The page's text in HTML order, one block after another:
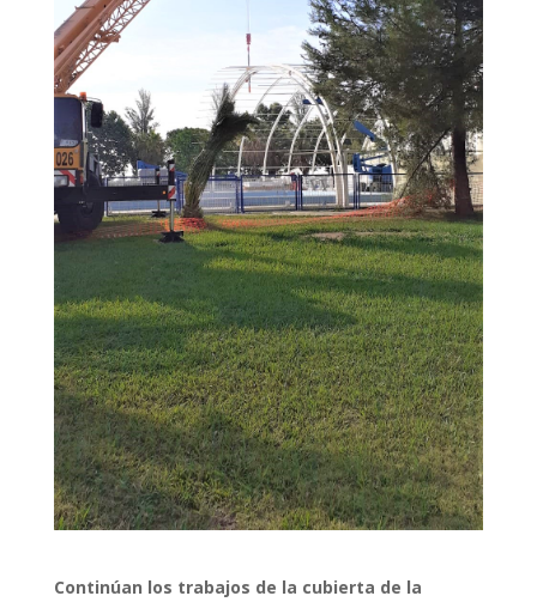
Continúan los trabajos de la cubierta de la